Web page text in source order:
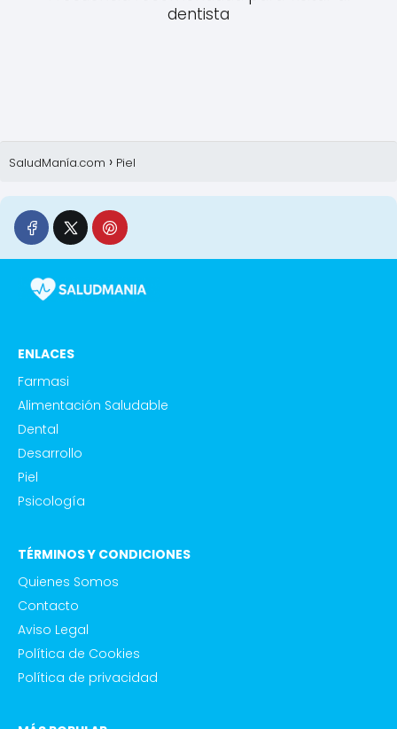
dentista
SaludManía.com Piel
ENLACES
Farmasi
Alimentación Saludable
Dental
Desarrollo
Piel
Psicología
TÉRMINOS Y CONDICIONES
Quienes Somos
Contacto
Aviso Legal
Política de Cookies
Política de privacidad